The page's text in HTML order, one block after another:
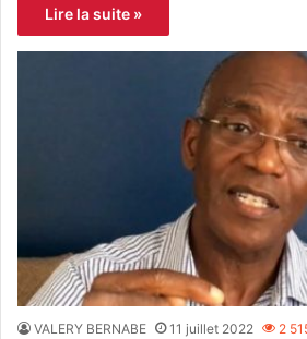
Lire la suite »
VALERY BERNABE 11 juillet 2022 2